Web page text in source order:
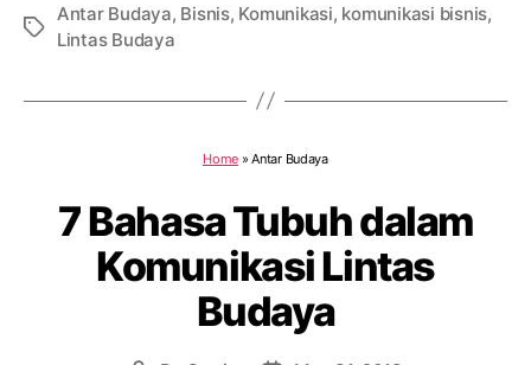
Tags
Antar Budaya, Bisnis, Komunikasi, komunikasi bisnis,
Lintas Budaya
Home»Antar Budaya
7 Bahasa Tubuh dalam
Komunikasi Lintas
Budaya